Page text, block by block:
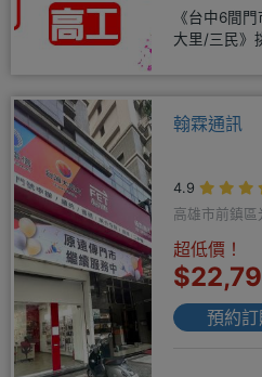
《台中6間
大里/三民》
翰霖通訊
4.9
高雄市前鎮
超低價！
預約